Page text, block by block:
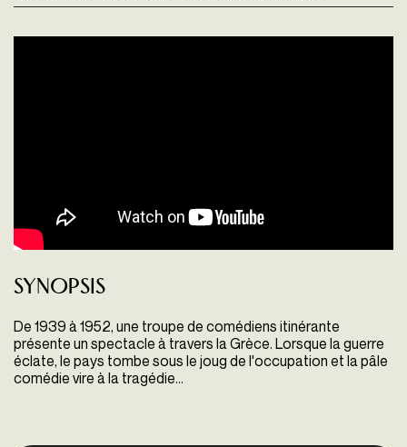
Synopsis
De 1939 à 1952, une troupe de comédiens itinérante
présente un spectacle à travers la Grèce. Lorsque la guerre
éclate, le pays tombe sous le joug de l'occupation et la pâle
comédie vire à la tragédie...